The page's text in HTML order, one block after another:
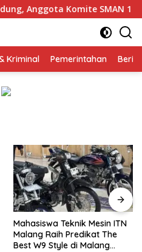
SMAN 1 Tumpang ,Ketua
Kriminal Pemerintahan
Mahasiswa Teknik Mesin ITN
Malang Raih Predikat The
Best W9 Style di Malang